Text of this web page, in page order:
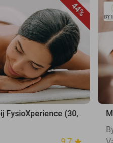
44%
FysioXperience (30,